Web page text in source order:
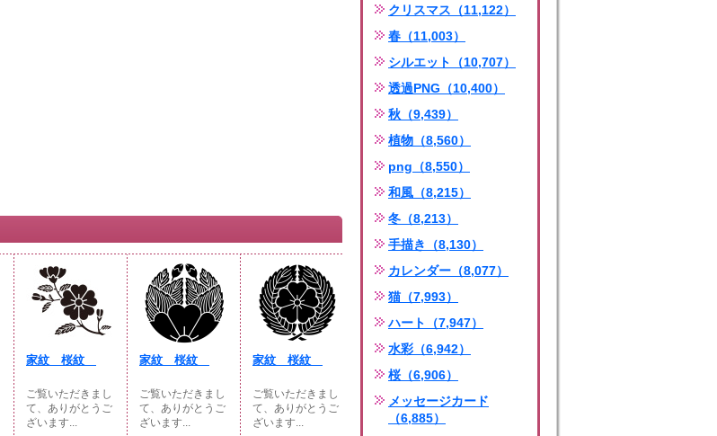
家紋 桜紋
ご覧いただきまし
て、ありがとうご
ざいます...
家紋 桜紋
ご覧いただきまし
て、ありがとうご
ざいます...
家紋 桜紋
ご覧いただきまし
て、ありがとうご
ざいます...
クリスマス（11,122）
春（11,003）
シルエット（10,707）
透過PNG（10,400）
秋（9,439）
植物（8,560）
png（8,550）
和風（8,215）
冬（8,213）
手描き（8,130）
カレンダー（8,077）
猫（7,993）
ハート（7,947）
水彩（6,942）
桜（6,906）
メッセージカード
（6,885）